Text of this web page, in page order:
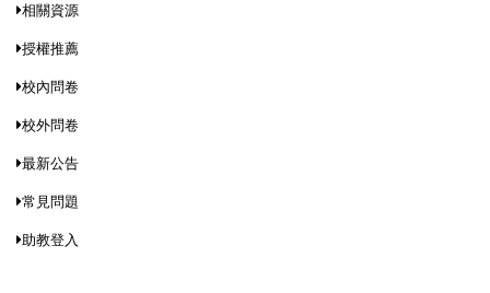
相關資源
授權推薦
校內問卷
校外問卷
最新公告
常見問題
助教登入